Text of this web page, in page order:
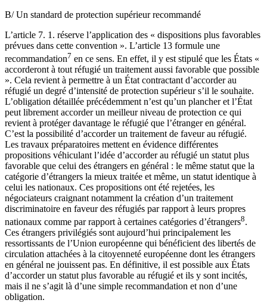
B/ Un standard de protection supérieur recommandé
L’article 7. 1. réserve l’application des « dispositions plus favorables
prévues dans cette convention ». L’article 13 formule une
recommandation7 en ce sens. En effet, il y est stipulé que les États «
accorderont à tout réfugié un traitement aussi favorable que possible
». Cela revient à permettre à un État contractant d’accorder au
réfugié un degré d’intensité de protection supérieur s’il le souhaite.
L’obligation détaillée précédemment n’est qu’un plancher et l’État
peut librement accorder un meilleur niveau de protection ce qui
revient à protéger davantage le réfugié que l’étranger en général.
C’est la possibilité d’accorder un traitement de faveur au réfugié.
Les travaux préparatoires mettent en évidence différentes
propositions véhiculant l’idée d’accorder au réfugié un statut plus
favorable que celui des étrangers en général : le même statut que la
catégorie d’étrangers la mieux traitée et même, un statut identique à
celui les nationaux. Ces propositions ont été rejetées, les
négociateurs craignant notamment la création d’un traitement
discriminatoire en faveur des réfugiés par rapport à leurs propres
nationaux comme par rapport à certaines catégories d’étrangers8.
Ces étrangers privilégiés sont aujourd’hui principalement les
ressortissants de l’Union européenne qui bénéficient des libertés de
circulation attachées à la citoyenneté européenne dont les étrangers
en général ne jouissent pas. En définitive, il est possible aux États
d’accorder un statut plus favorable au réfugié et ils y sont incités,
mais il ne s’agit là d’une simple recommandation et non d’une
obligation.